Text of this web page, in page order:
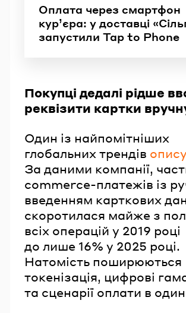
Оплата через смартфон
кур’єра: у доставці
запустили Tap to Phone
Покупці дедалі рідше
реквізити картки
Один із найпомітніших
глобальних трендів
За даними компанії,
commerce-платежів із
введенням карткових
скоротилася майже з
всіх операцій у 2019 році
до лише 16% у 2025 році.
Натомість поширюються
токенізація, цифрові
та сценарії оплати в один